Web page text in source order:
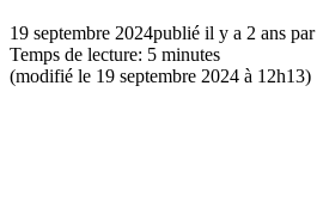
19 septembre 2024publié il y a 2 ans par
Temps de lecture: 5 minutes
(modifié le 19 septembre 2024 à 12h13)